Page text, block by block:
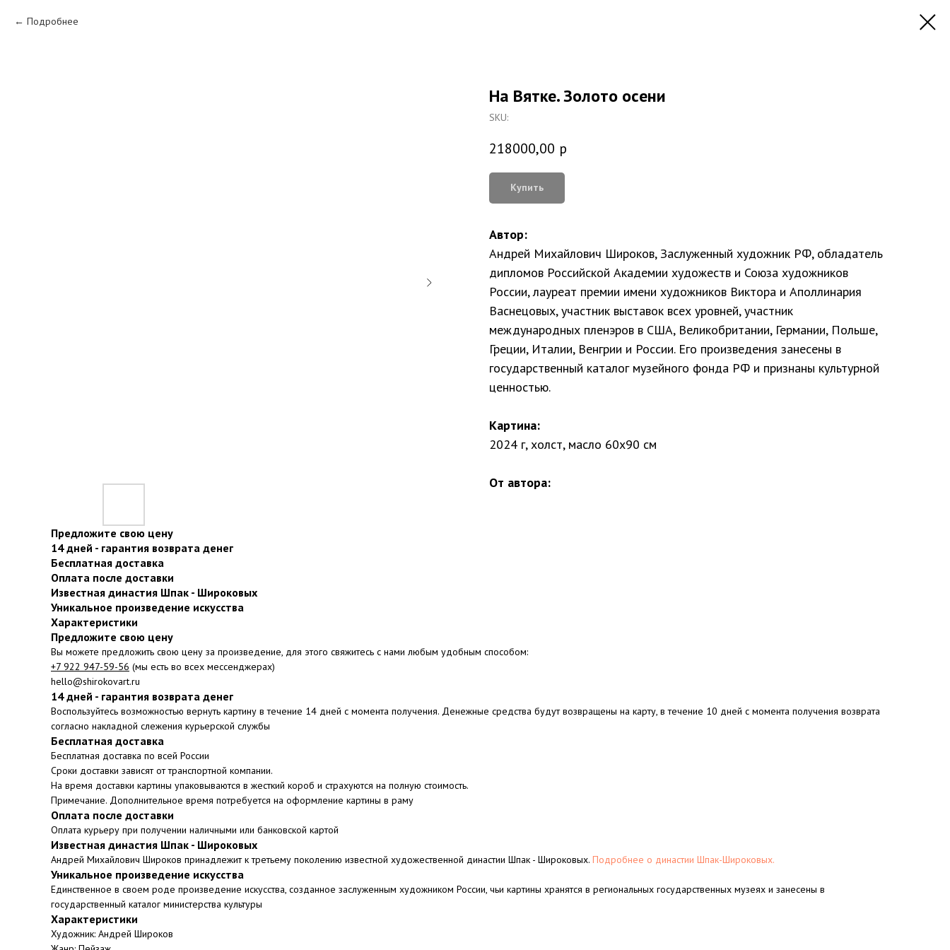
Подробнее
На Вятке. Золото осени
SKU:
218000,00 р
Купить
Автор:
Андрей Михайлович Широков, Заслуженный художник РФ, обладатель
дипломов Российской Академии художеств и Союза художников
России, лауреат премии имени художников Виктора и Аполлинария
Васнецовых, участник выставок всех уровней, участник
международных пленэров в США, Великобритании, Германии, Польше,
Греции, Италии, Венгрии и России. Его произведения занесены в
государственный каталог музейного фонда РФ и признаны культурной
ценностью.
Картина:
2024 г, холст, масло 60х90 см
От автора:
Предложите свою цену
14 дней - гарантия возврата денег
Бесплатная доставка
Оплата после доставки
Известная династия Шпак - Широковых
Уникальное произведение искусства
Характеристики
Предложите свою цену
Вы можете предложить свою цену за произведение, для этого свяжитесь с нами любым удобным способом:
+7 922 947-59-56 (мы есть во всех мессенджерах)
hello@shirokovart.ru
14 дней - гарантия возврата денег
Воспользуйтесь возможностью вернуть картину в течение 14 дней с момента получения. Денежные средства будут возвращены на карту, в течение 10 дней с момента получения возврата
согласно накладной слежения курьерской службы
Бесплатная доставка
Бесплатная доставка по всей России
Сроки доставки зависят от транспортной компании.
На время доставки картины упаковываются в жесткий короб и страхуются на полную стоимость.
Примечание. Дополнительное время потребуется на оформление картины в раму
Оплата после доставки
Оплата курьеру при получении наличными или банковской картой
Известная династия Шпак - Широковых
Андрей Михайлович Широков принадлежит к третьему поколению известной художественной династии Шпак - Широковых. Подробнее о династии Шпак-Широковых.
Уникальное произведение искусства
Единственное в своем роде произведение искусства, созданное заслуженным художником России, чьи картины хранятся в региональных государственных музеях и занесены в
государственный каталог министерства культуры
Характеристики
Художник: Андрей Широков